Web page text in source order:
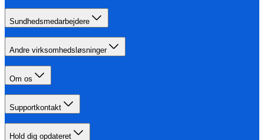
Sundhedsmedarbejdere
Andre virksomhedsløsninger
Om os
Supportkontakt
Hold dig opdateret